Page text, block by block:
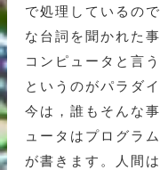
で処理しているの
な台詞を聞かれた
コンピュータと言
というのがパラダ
今は，誰もそんな
ュータはプログラ
が書きます。人間